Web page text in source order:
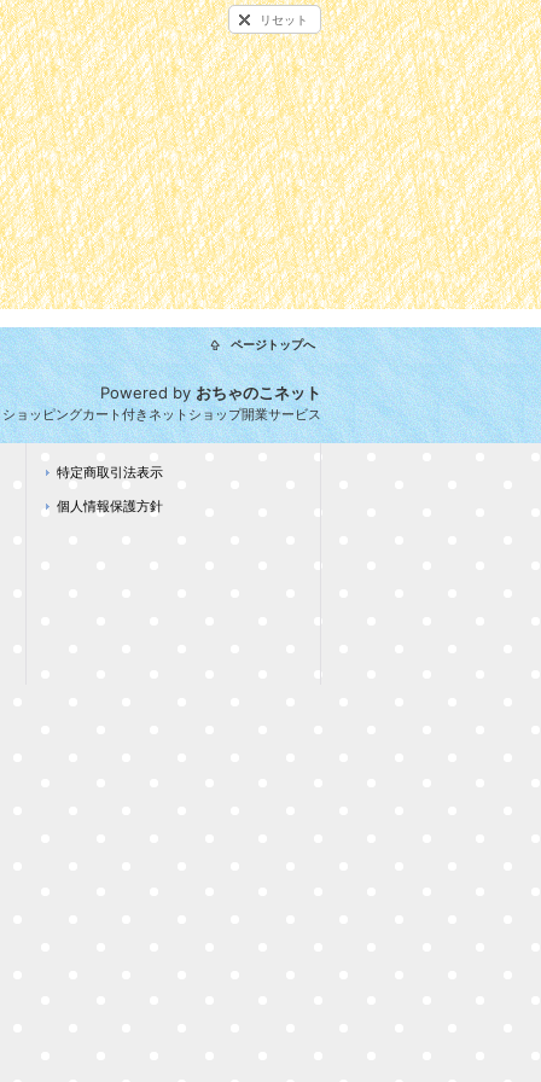
リセット
ページトップへ
Powered byおちゃのこネット
ョッピングカート付きネットショップ開業サービス
特定商取引法表示
個人情報保護方針